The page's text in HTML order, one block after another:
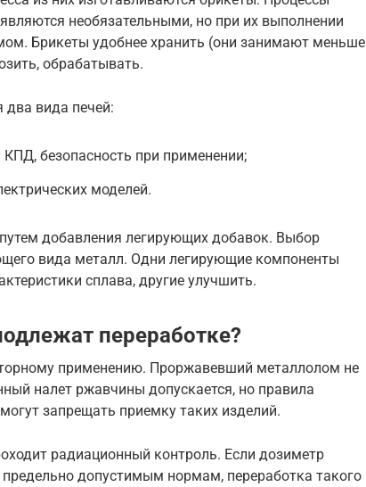
необязательными, но при их выполнении
Брикеты удобнее хранить (они занимают меньше
обрабатывать.
два вида печей:
безопасность при применении;
моделей.
добавления легирующих добавок. Выбор
вида металл. Одни легирующие компоненты
сплава, другие улучшить.
переработке?
применению. Проржавевший металлолом не
налет ржавчины допускается, но правила
запрещать приемку таких изделий.
радиационный контроль. Если дозиметр
предельно допустимым нормам, переработка такого